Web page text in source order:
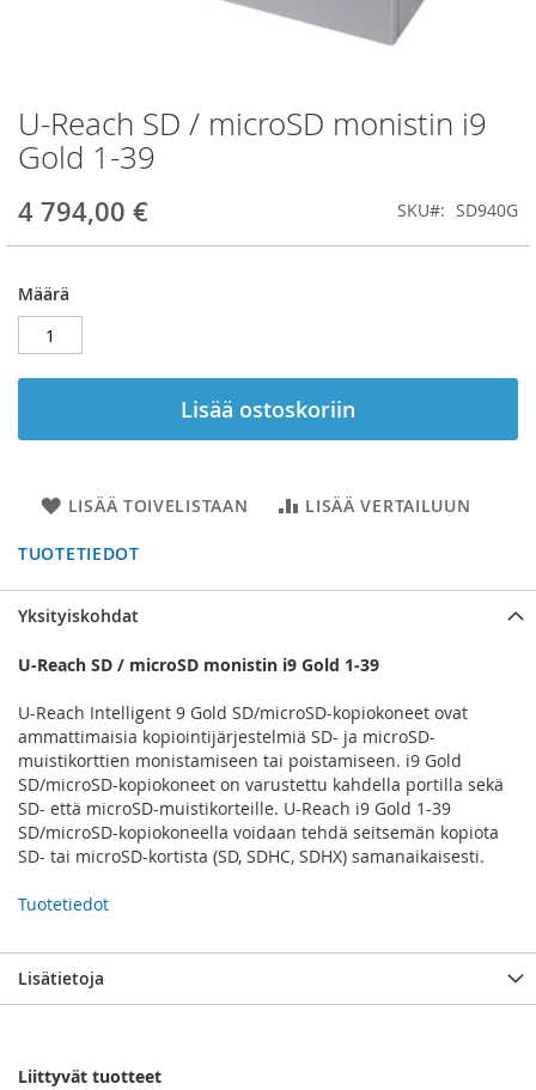
U-Reach SD / microSD monistin i9
Gold 1-39
4 794,00 € SKU SD940G
Määrä
Lisää ostoskoriin
LISÄÄ TOIVELISTAAN LISÄÄ VERTAILUUN
TUOTETIEDOT
Skip
to
the
of
gallery
Yksityiskohdat
U-Reach SD / microSD monistin i9 Gold 1-39
U-Reach Intelligent 9 Gold SD/microSD-kopiokoneet ovat
ammattimaisia kopiointijärjestelmiä SD- ja microSD-
muistikorttien monistamiseen tai poistamiseen. i9 Gold
SD/microSD-kopiokoneet on varustettu kahdella portilla sekä
SD- että microSD-muistikorteille. U-Reach i9 Gold 1-39
SD/microSD-kopiokoneella voidaan tehdä seitsemän kopiota
SD- tai microSD-kortista (SD, SDHC, SDHX) samanaikaisesti.
Tuotetiedot
Lisätietoja
Liittyvät tuotteet